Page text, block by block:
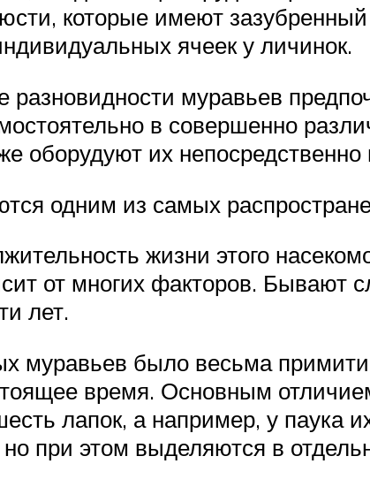
которые имеют
ячеек у личинок.
разновидности муравьев
в совершенно
оборудуют их
одним из самых
жизни этого
от многих факторов. Бывают
лет.
муравьев было весьма
время. Основным
лапок, а например, у паука
при этом выделяются в